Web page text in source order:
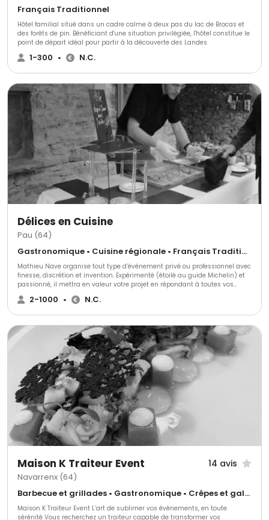
Français Traditionnel
Hôtel familial situé dans un cadre calme à deux pas du lac de Brocas et
des forêts de pin. Bénéficiant d'une situation privilégiée, l'hôtel constitue le
point de départ idéal pour partir à la découverte des Landes.
1-300 • N.C.
Délices en Cuisine
Pau (64)
Gastronomique • Cuisine régionale • Français Traditionnel
Mathieu Nave organise tout type d’événement privé ou professionnel avec
finesse, discrétion et invention. Expérimenté (étoilé au guide Michelin) et
passionné, il mettra en valeur votre projet en répondant à toutes vos
attentes et exigences. En 2009, il crée la société Délices en cuisine dans la
région Paloise. Son seul but est de trouver votre satisfaction et votre
2-1000 • N.C.
Maison K Traiteur Event 14 avis
Navarrenx (64)
Barbecue et grillades • Gastronomique • Crêpes et galettes
Maison K Traiteur Event L’art de sublimer vos événements, en toute
sérénité Vous recherchez un traiteur capable de transformer vos